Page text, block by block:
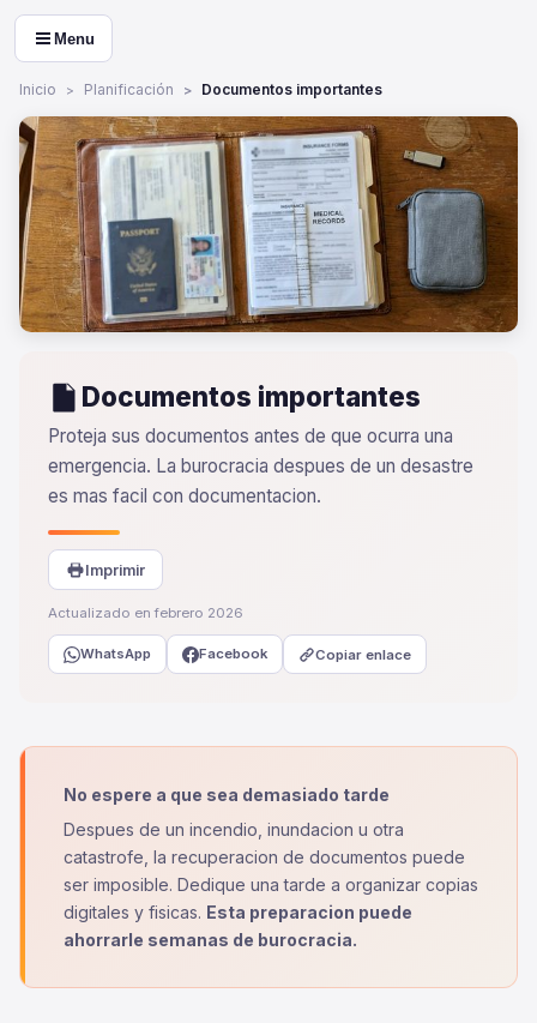
Menu
Inicio Planificación Documentos importantes
Documentos importantes
Proteja sus documentos antes de que ocurra una
emergencia. La burocracia despues de un desastre
es mas facil con documentacion.
Imprimir
Actualizado en febrero 2026
WhatsApp Facebook Copiar enlace
No espere a que sea demasiado tarde
Despues de un incendio, inundacion u otra
catastrofe, la recuperacion de documentos puede
ser imposible. Dedique una tarde a organizar copias
digitales y fisicas. Esta preparacion puede
ahorrarle semanas de burocracia.